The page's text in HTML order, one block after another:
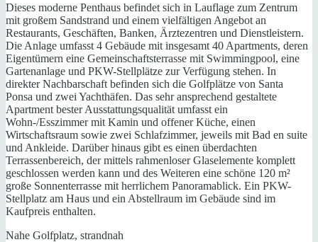
Dieses moderne Penthaus befindet sich in Lauflage zum Zentrum
mit großem Sandstrand und einem vielfältigen Angebot an
Restaurants, Geschäften, Banken, Ärztezentren und Dienstleistern.
Die Anlage umfasst 4 Gebäude mit insgesamt 40 Apartments, deren
Eigentümern eine Gemeinschaftsterrasse mit Swimmingpool, eine
Gartenanlage und PKW-Stellplätze zur Verfügung stehen. In
direkter Nachbarschaft befinden sich die Golfplätze von Santa
Ponsa und zwei Yachthäfen. Das sehr ansprechend gestaltete
Apartment bester Ausstattungsqualität umfasst ein
Wohn-/Esszimmer mit Kamin und offener Küche, einen
Wirtschaftsraum sowie zwei Schlafzimmer, jeweils mit Bad en suite
und Ankleide. Darüber hinaus gibt es einen überdachten
Terrassenbereich, der mittels rahmenloser Glaselemente komplett
geschlossen werden kann und des Weiteren eine schöne 120 m²
große Sonnenterrasse mit herrlichem Panoramablick. Ein PKW-
Stellplatz am Haus und ein Abstellraum im Gebäude sind im
Kaufpreis enthalten.
Nahe Golfplatz, strandnah